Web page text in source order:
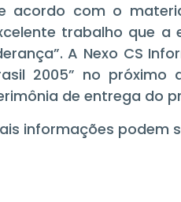
acordo com o
trabalho que a
A Nexo CS
2005” no
de entrega do
informações podem